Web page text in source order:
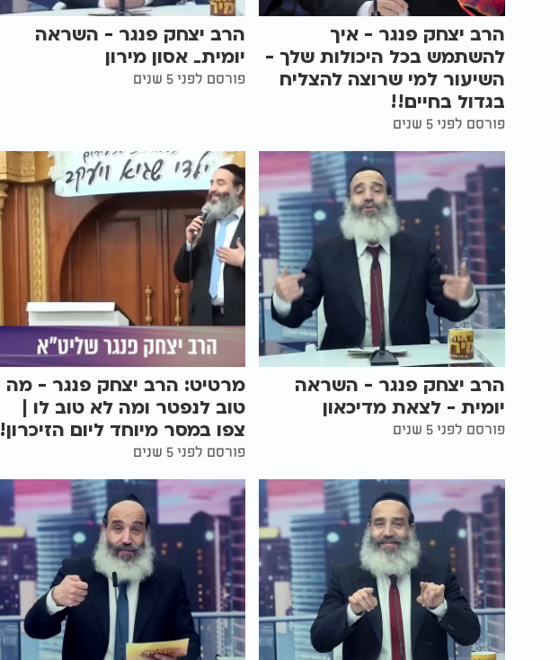
הרב יצחק פנגר - איך
להשתמש בכל היכולות שלך -
השיעור למי שרוצה להצליח
בגדול בחיים!!
פורסם לפני 5 שנים
הרב יצחק פנגר - השראה
יומית_ אסון מירון
פורסם לפני 5 שנים
הרב יצחק פנגר - השראה
יומית - לצאת מדיכאון
פורסם לפני 5 שנים
מרטיט: הרב יצחק פנגר - מה
טוב לנפטר ומה לא טוב לו |
צפו במסר מיוחד ליום הזיכרון!
פורסם לפני 5 שנים